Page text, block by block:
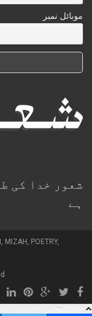
موبائل نمبر
شعور خدا کی
ہے
MIZAH POETRY,